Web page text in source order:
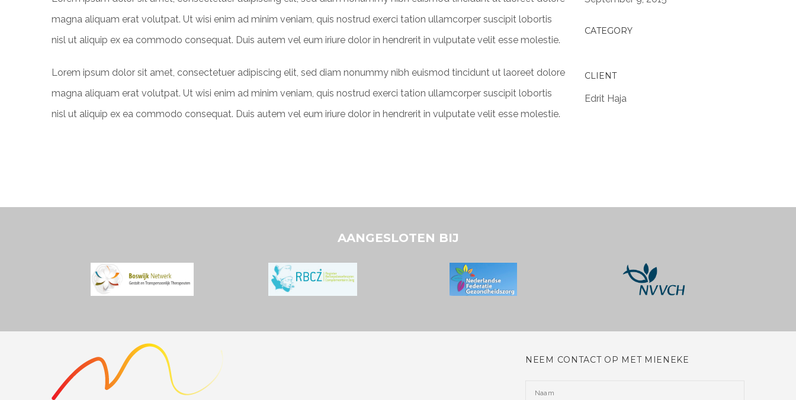
magna aliquam erat volutpat. Ut wisi enim ad minim veniam, quis nostrud exerci tation ullamcorper suscipit lobortis
nisl ut aliquip ex ea commodo consequat. Duis autem vel eum iriure dolor in hendrerit in vulputate velit esse molestie.
Lorem ipsum dolor sit amet, consectetuer adipiscing elit, sed diam nonummy nibh euismod tincidunt ut laoreet dolore
magna aliquam erat volutpat. Ut wisi enim ad minim veniam, quis nostrud exerci tation ullamcorper suscipit lobortis
nisl ut aliquip ex ea commodo consequat. Duis autem vel eum iriure dolor in hendrerit in vulputate velit esse molestie.
CATEGORY
CLIENT
Edrit Haja
AANGESLOTEN BIJ
NEEM CONTACT OP MET MIENEKE